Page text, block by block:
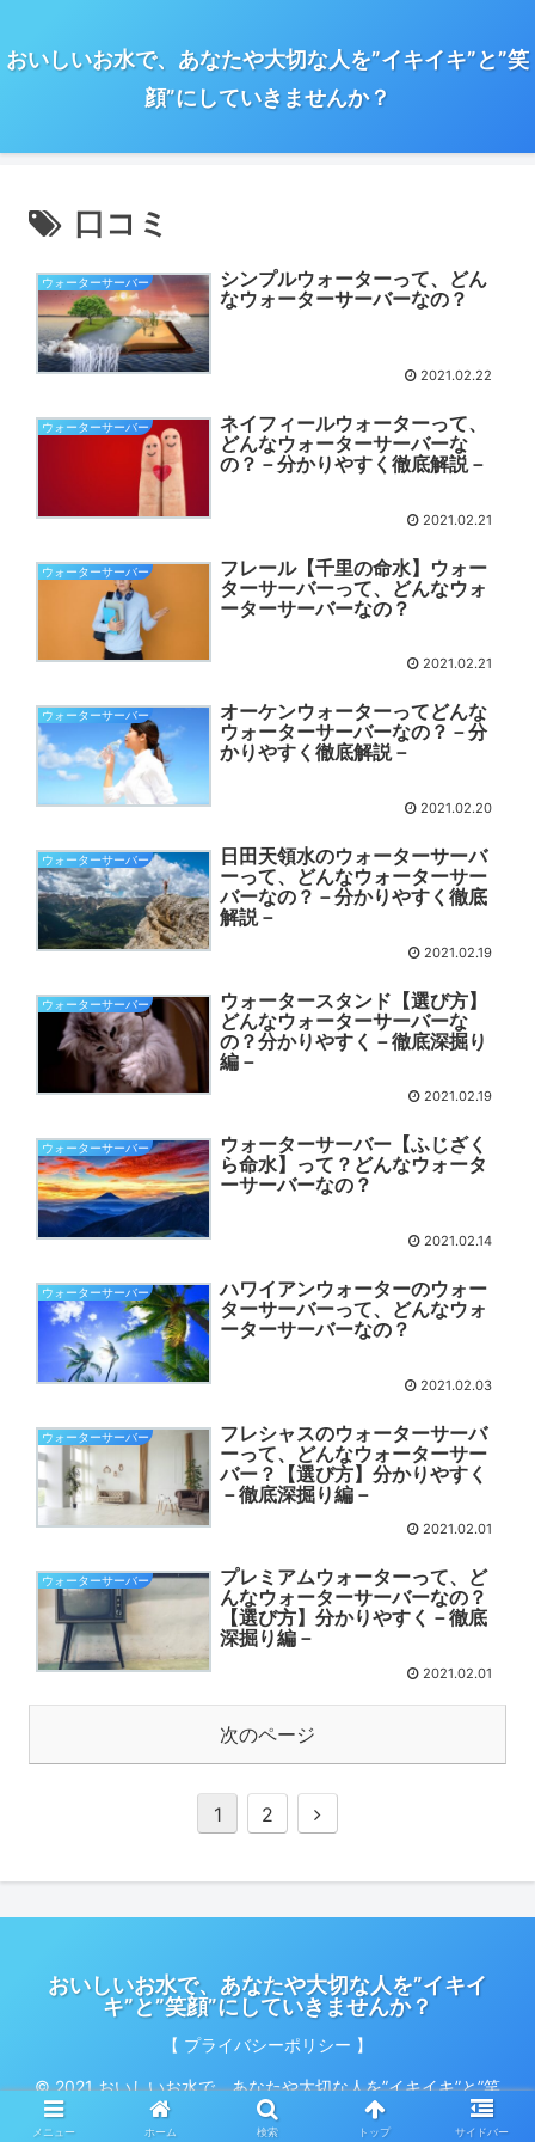
おいしいお水で、あなたや大切な人を”イキイキ”と”笑
顔”にしていきませんか？
口コミ
ウォーターサーバー
シンプルウォーターって、どん
なウォーターサーバーなの？
2021.02.22
ウォーターサーバー
ネイフィールウォーターって、
どんなウォーターサーバーな
の？－分かりやすく徹底解説－
2021.02.21
ウォーターサーバー
フレール【千里の命水】ウォー
ターサーバーって、どんなウォ
ーターサーバーなの？
2021.02.21
ウォーターサーバー
オーケンウォーターってどんな
ウォーターサーバーなの？－分
かりやすく徹底解説－
2021.02.20
ウォーターサーバー
日田天領水のウォーターサーバ
ーって、どんなウォーターサー
バーなの？－分かりやすく徹底
解説－
2021.02.19
ウォーターサーバー
ウォータースタンド【選び方】
どんなウォーターサーバーな
の？分かりやすく－徹底深掘り
編－
2021.02.19
ウォーターサーバー
ウォーターサーバー【ふじざく
ら命水】って？どんなウォータ
ーサーバーなの？
2021.02.14
ウォーターサーバー
ハワイアンウォーターのウォー
ターサーバーって、どんなウォ
ーターサーバーなの？
2021.02.03
ウォーターサーバー
フレシャスのウォーターサーバ
ーって、どんなウォーターサー
バー？【選び方】分かりやすく
－徹底深掘り編－
2021.02.01
ウォーターサーバー
プレミアムウォーターって、ど
んなウォーターサーバーなの？
【選び方】分かりやすく－徹底
深掘り編－
2021.02.01
次のページ
1 2
おいしいお水で、あなたや大切な人を”イキイ
キ”と”笑顔”にしていきませんか？
【 プライバシーポリシー 】
© 2021 おいしいお水で、あなたや大切な人を”イキイキ”と”笑
顔”にしていきませんか？.
メニュー ホーム 検索 トップ サイドバー